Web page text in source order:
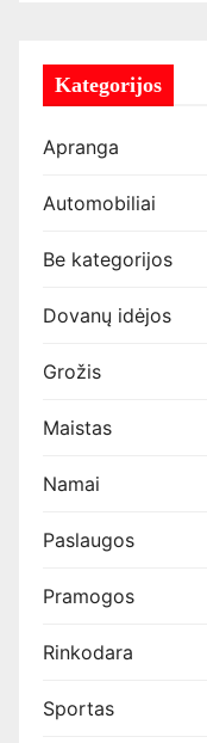
Kategorijos
Apranga
Automobiliai
Be kategorijos
Dovanų idėjos
Grožis
Maistas
Namai
Paslaugos
Pramogos
Rinkodara
Sportas